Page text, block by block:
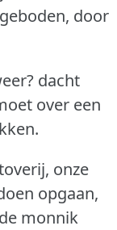
door
dacht
over een
onze
opgaan,
monnik